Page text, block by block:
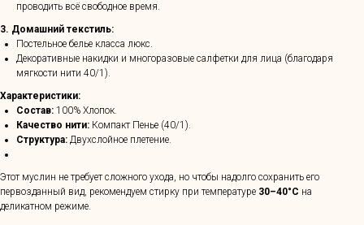
проводить всё свободное время.
3. Домашний текстиль:
Постельное белье класса люкс.
Декоративные накидки и многоразовые салфетки для лица (благодаря
мягкости нити 40/1).
Характеристики:
Состав: 100% Хлопок.
Качество нити: Компакт Пенье (40/1).
Структура: Двухслойное плетение.
Этот муслин не требует сложного ухода, но чтобы надолго сохранить его
первозданный вид, рекомендуем стирку при температуре 30–40°C на
деликатном режиме.